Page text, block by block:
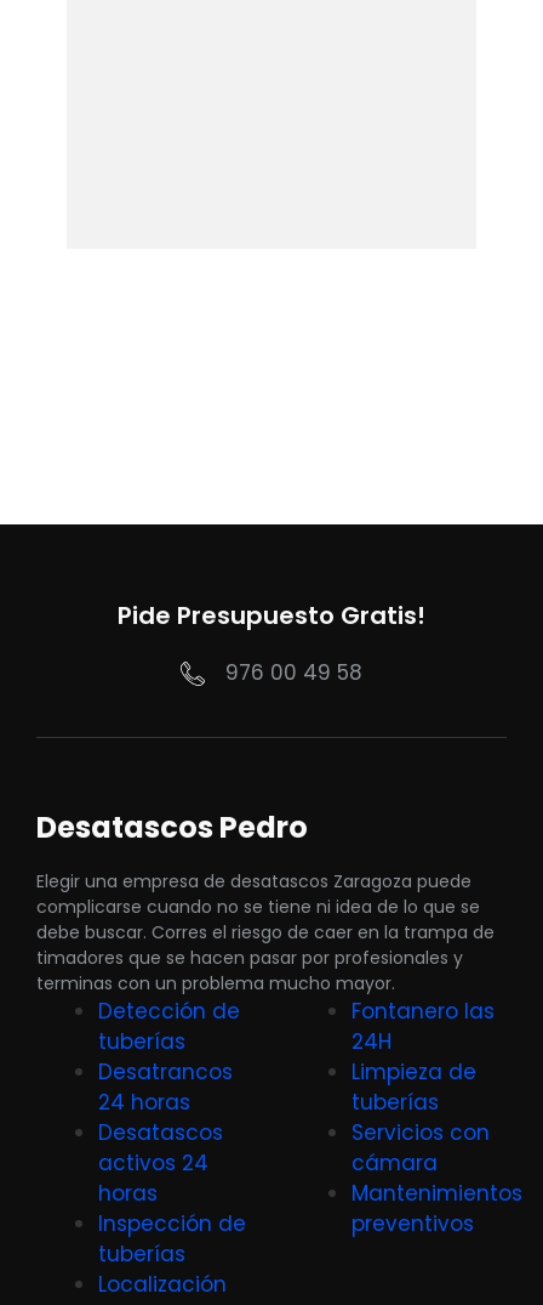
Pide Presupuesto Gratis!
976 00 49 58
Desatascos Pedro
Elegir una empresa de desatascos Zaragoza puede
complicarse cuando no se tiene ni idea de lo que se
debe buscar. Corres el riesgo de caer en la trampa de
timadores que se hacen pasar por profesionales y
terminas con un problema mucho mayor.
Detección de
tuberías
Desatrancos
24 horas
Desatascos
activos 24
horas
Inspección de
tuberías
Localización
Fontanero las
24H
Limpieza de
tuberías
Servicios con
cámara
Mantenimientos
preventivos